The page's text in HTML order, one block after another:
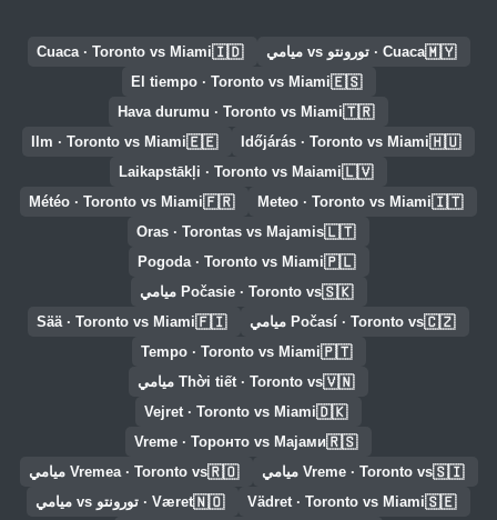
🇲🇾Cuaca · تورونتو vs ميامي 🇮🇩
Cuaca · Toronto vs Miami
🇪🇸
El tiempo · Toronto vs Miami
🇹🇷
Hava durumu · Toronto vs Miami
🇭🇺
Időjárás · Toronto vs Miami
🇪🇪
Ilm · Toronto vs Miami
🇱🇻
Laikapstākļi · Toronto vs Maiami
🇮🇹
Meteo · Toronto vs Miami
🇫🇷
Météo · Toronto vs Miami
🇱🇹
Oras · Torontas vs Majamis
🇵🇱
Pogoda · Toronto vs Miami
🇸🇰Počasie · Toronto vs ميامي
🇨🇿Počasí · Toronto vs ميامي 🇫🇮
Sää · Toronto vs Miami
🇵🇹
Tempo · Toronto vs Miami
🇻🇳Thời tiết · Toronto vs ميامي
🇩🇰
Vejret · Toronto vs Miami
🇷🇸
Vreme · Торонто vs Мајами
🇸🇮Vreme · Toronto vs ميامي 🇷🇴Vremea · Toronto vs ميامي
🇸🇪
Vädret · Toronto vs Miami
🇳🇴Været · تورونتو vs ميامي